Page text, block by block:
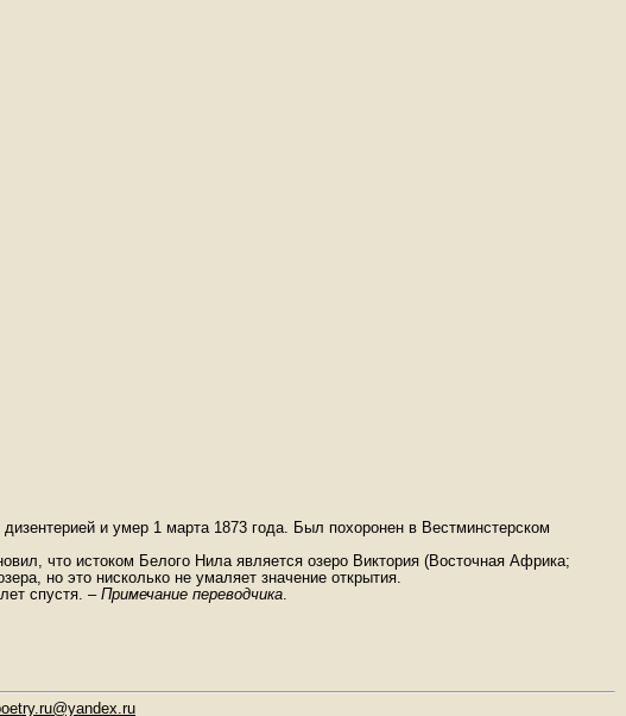
и умер 1 марта 1873 года. Был похоронен в Вестминстерском
что истоком Белого Нила является озеро Виктория (Восточная Африка;
но это нисколько не умаляет значение открытия.
спустя. – Примечание переводчика.